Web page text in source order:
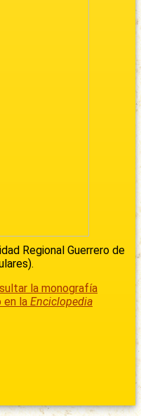
Regional Guerrero de
la monografía
en la Enciclopedia